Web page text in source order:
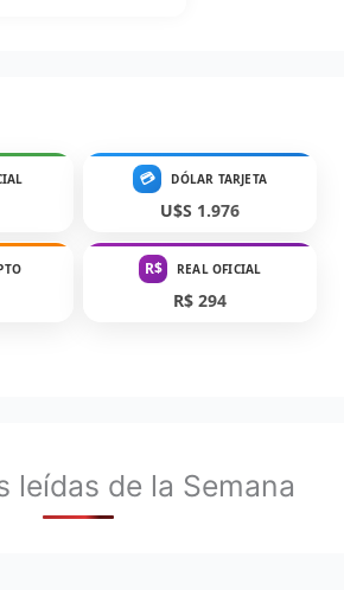
💳 DÓLAR TARJETA
U$S 1.976
R$ REAL OFICIAL
R$ 294
leídas de la Semana